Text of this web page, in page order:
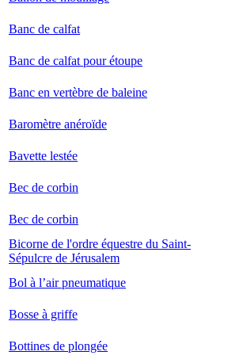
Banc de calfat
Banc de calfat pour étoupe
Banc en vertèbre de baleine
Baromètre anéroïde
Bavette lestée
Bec de corbin
Bec de corbin
Bicorne de l'ordre équestre du Saint-
Sépulcre de Jérusalem
Bol à l’air pneumatique
Bosse à griffe
Bottines de plongée